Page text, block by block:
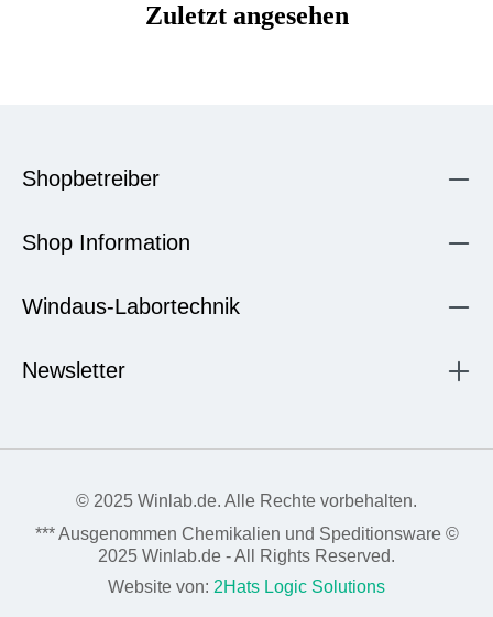
Zuletzt angesehen
Shopbetreiber
Shop Information
Windaus-Labortechnik
Newsletter
© 2025 Winlab.de. Alle Rechte vorbehalten.
*** Ausgenommen Chemikalien und Speditionsware ©
2025 Winlab.de - All Rights Reserved.
Website von: 2Hats Logic Solutions